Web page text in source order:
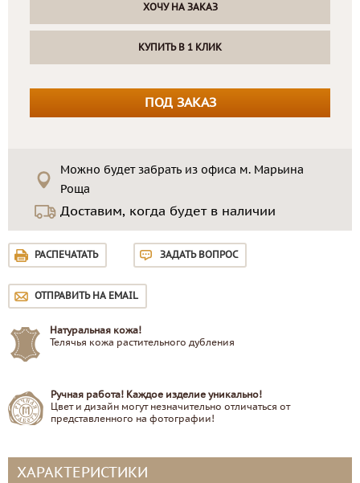
ХОЧУ НА ЗАКАЗ
КУПИТЬ В 1 КЛИК
ПОД ЗАКАЗ
Можно будет забрать из офиса м. Марьина
Роща
Доставим, когда будет в наличии
РАСПЕЧАТАТЬ ЗАДАТЬ ВОПРОС
ОТПРАВИТЬ НА EMAIL
Натуральная кожа!
Телячья кожа растительного дубления
Ручная работа! Каждое изделие уникально!
Цвет и дизайн могут незначительно отличаться от
представленного на фотографии!
ХАРАКТЕРИСТИКИ